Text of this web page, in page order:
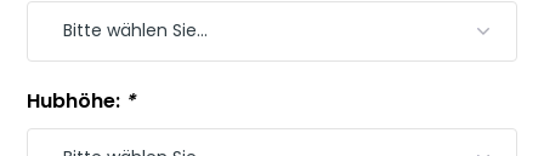
Hubhöhe: *